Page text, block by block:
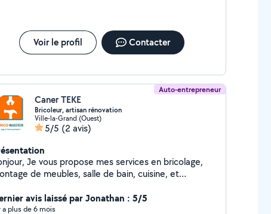
Voir le profil Contacter
Auto-entrepreneur
Caner TEKE
Bricoleur, artisan rénovation
Ville-la-Grand (Ouest)
5/5 (2 avis)
Je vous propose mes services en bricolage,
de meubles, salle de bain, cuisine, et
avis laissé par Jonathan : 5/5
a plus de 6 mois